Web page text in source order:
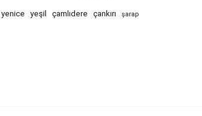
yenice yeşil çamlıdere çankırı şarap